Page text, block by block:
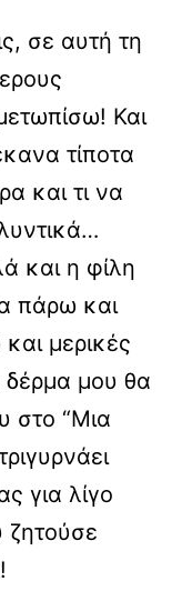
σε αυτή τη
Και
τίποτα
και τι να
και η φίλη
πάρω και
μερικές
δέρμα μου θα
στο “Μια
για λίγο
ζητούσε